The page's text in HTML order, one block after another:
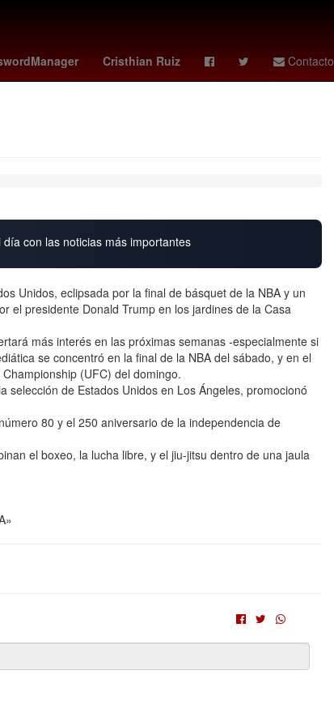
Cristhian Ruiz Contacto
Mota Gabriel Quadri 4 de abril
con las noticias más importantes
Unidos, eclipsada por la final de básquet de la NBA y un
el presidente Donald Trump en los jardines de la Casa
más interés en las próximas semanas -especialmente si
se concentró en la final de la NBA del sábado, y en el
(UFC) del domingo.
de Estados Unidos en Los Ángeles, promocionó
80 y el 250 aniversario de la independencia de
el boxeo, la lucha libre, y el jiu-jitsu dentro de una jaula